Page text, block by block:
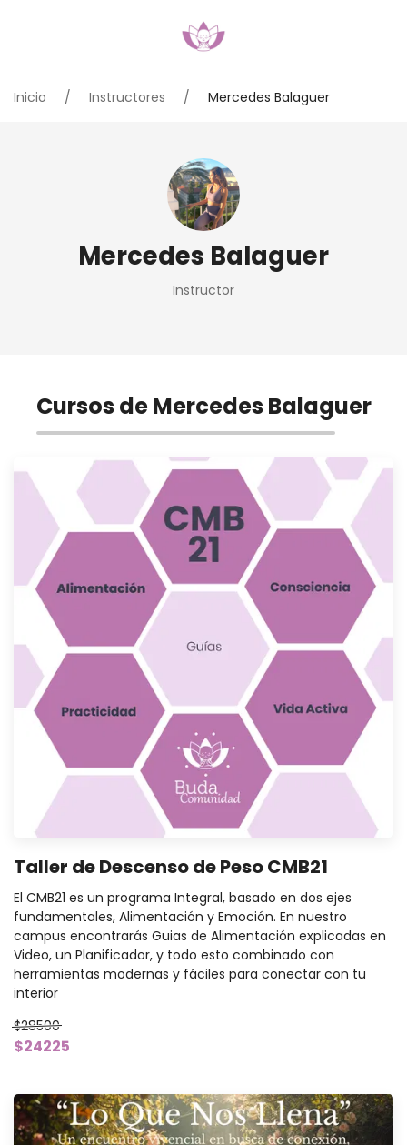
Inicio Instructores Mercedes Balaguer
Mercedes Balaguer
Instructor
Cursos de Mercedes Balaguer
Taller de Descenso de Peso CMB21
El CMB21 es un programa Integral, basado en dos ejes
fundamentales, Alimentación y Emoción. En nuestro
campus encontrarás Guias de Alimentación explicadas en
Video, un Planificador, y todo esto combinado con
herramientas modernas y fáciles para conectar con tu
interior
$28500
$24225